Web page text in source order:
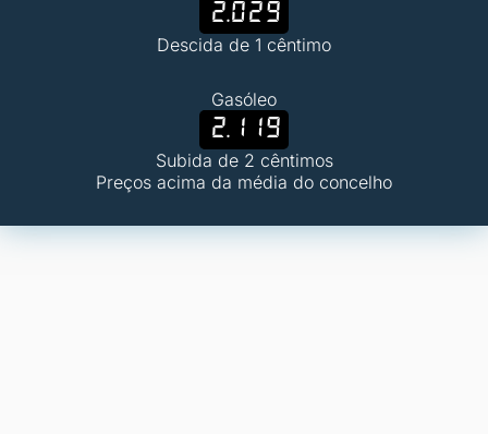
2.029
Descida de 1 cêntimo
Gasóleo
2.119
Subida de 2 cêntimos
Preços acima da média do concelho